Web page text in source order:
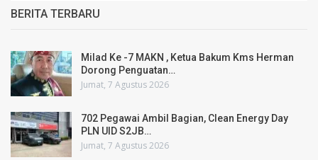
BERITA TERBARU
Milad Ke -7 MAKN , Ketua Bakum Kms Herman
Dorong Penguatan…
Jumat, 7 Agustus 2026
702 Pegawai Ambil Bagian, Clean Energy Day
PLN UID S2JB…
Jumat, 7 Agustus 2026